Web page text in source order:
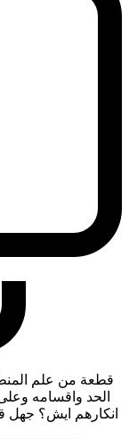
قطعة من علم
الحد واقسامه
انكارهم ايش؟ جهل